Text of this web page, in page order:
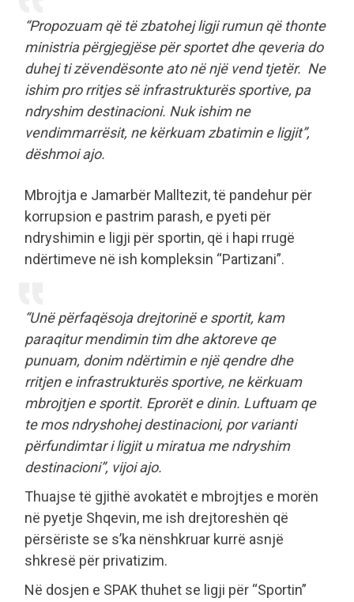
“Propozuam që të zbatohej ligji rumun që thonte
ministria përgjegjëse për sportet dhe qeveria do
duhej ti zëvendësonte ato në një vend tjetër. Ne
ishim pro rritjes së infrastrukturës sportive, pa
ndryshim destinacioni. Nuk ishim ne
vendimmarrësit, ne kërkuam zbatimin e ligjit”,
dëshmoi ajo.
Mbrojtja e Jamarbër Malltezit, të pandehur për
korrupsion e pastrim parash, e pyeti për
ndryshimin e ligji për sportin, që i hapi rrugë
ndërtimeve në ish kompleksin “Partizani”.
“Unë përfaqësoja drejtorinë e sportit, kam
paraqitur mendimin tim dhe aktoreve qe
punuam, donim ndërtimin e një qendre dhe
rritjen e infrastrukturës sportive, ne kërkuam
mbrojtjen e sportit. Eprorët e dinin. Luftuam qe
te mos ndryshohej destinacioni, por varianti
përfundimtar i ligjit u miratua me ndryshim
destinacioni”, vijoi ajo.
Thuajse të gjithë avokatët e mbrojtjes e morën
në pyetje Shqevin, me ish drejtoreshën që
përsëriste se s’ka nënshkruar kurrë asnjë
shkresë për privatizim.
Në dosjen e SPAK thuhet se ligji për “Sportin”